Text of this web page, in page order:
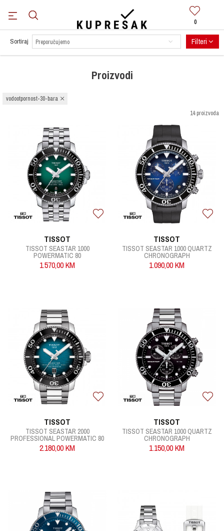
0
BESPLATNA DOSTAVA za sve narudžbe preko 100 KM.Saznaj više
Proizvodi
Sortiraj Filteri
vodootpornost-30-bara
14 proizvoda
TISSOT
TISSOT SEASTAR 1000
POWERMATIC 80
1.570,00KM
TISSOT
TISSOT SEASTAR 1000 QUARTZ
CHRONOGRAPH
1.090,00KM
TISSOT
TISSOT SEASTAR 2000
PROFESSIONAL POWERMATIC 80
2.180,00KM
TISSOT
TISSOT SEASTAR 1000 QUARTZ
CHRONOGRAPH
1.150,00KM